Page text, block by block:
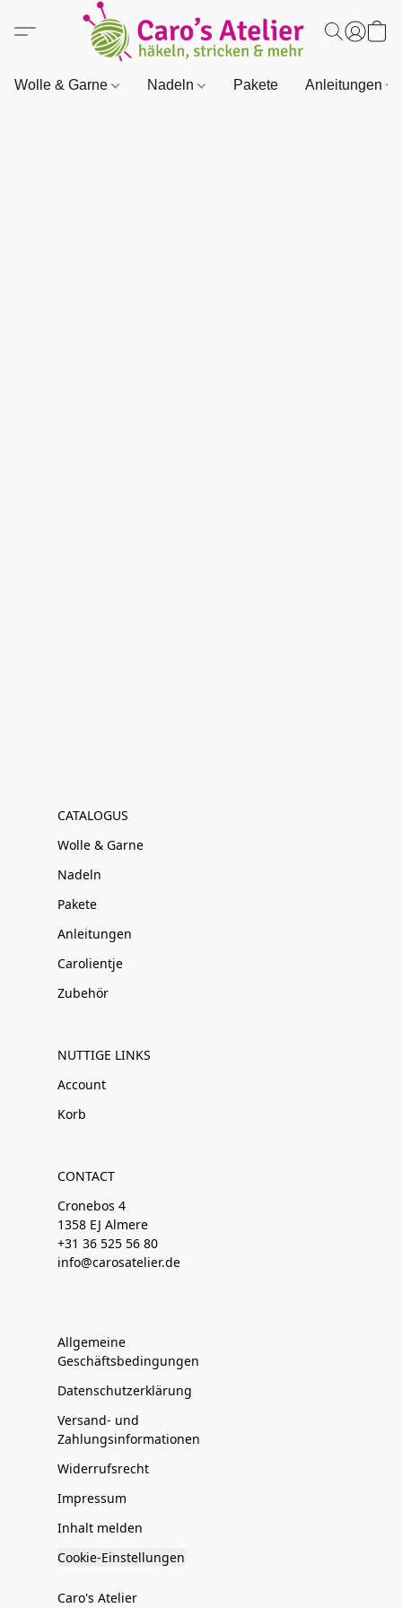
Wolle & Garne Nadeln Pakete Anleitungen
CATALOGUS
Wolle & Garne
Nadeln
Pakete
Anleitungen
Carolientje
Zubehör
NUTTIGE LINKS
Account
Korb
CONTACT
Cronebos 4
1358 EJ Almere
+31 36 525 56 80
info@carosatelier.de
Allgemeine
Geschäftsbedingungen
Datenschutzerklärung
Versand- und
Zahlungsinformationen
Widerrufsrecht
Impressum
Inhalt melden
Cookie-Einstellungen
Caro's Atelier